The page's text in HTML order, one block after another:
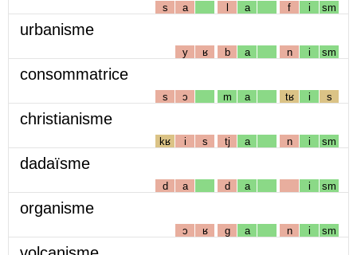
s a l a f i sm
urbanisme
y ʁ b a n i sm
consommatrice
s ɔ m a tʁ i s
christianisme
kʁ i s tj a n i sm
dadaïsme
d a d a i sm
organisme
ɔ ʁ g a n i sm